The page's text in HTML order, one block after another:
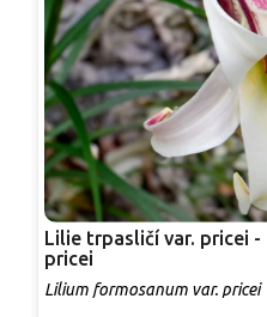
Lilie trpasličí var. pricei
pricei
Lilium formosanum var. pricei